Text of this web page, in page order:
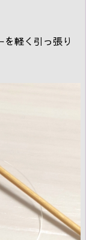
軽く引っ張り